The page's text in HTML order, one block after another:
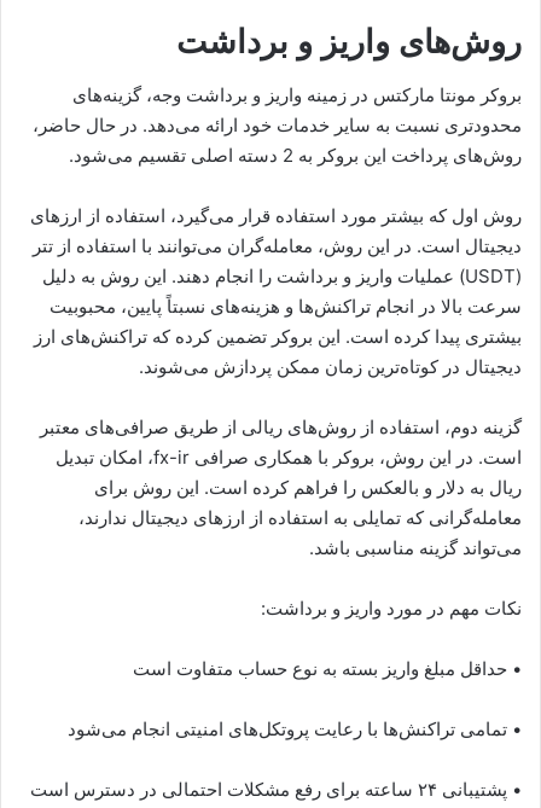
روش‌های واریز و برداشت
بروکر مونتا مارکتس در زمینه واریز و برداشت وجه، گزینه‌های
محدودتری نسبت به سایر خدمات خود ارائه می‌دهد. در حال حاضر،
روش‌های پرداخت این بروکر به 2 دسته اصلی تقسیم می‌شود.
روش اول که بیشتر مورد استفاده قرار می‌گیرد، استفاده از ارزهای
دیجیتال است. در این روش، معامله‌گران می‌توانند با استفاده از تتر
(USDT) عملیات واریز و برداشت را انجام دهند. این روش به دلیل
سرعت بالا در انجام تراکنش‌ها و هزینه‌های نسبتاً پایین، محبوبیت
بیشتری پیدا کرده است. این بروکر تضمین کرده که تراکنش‌های ارز
دیجیتال در کوتاه‌ترین زمان ممکن پردازش می‌شوند.
گزینه دوم، استفاده از روش‌های ریالی از طریق صرافی‌های معتبر
است. در این روش، بروکر با همکاری صرافی fx-ir، امکان تبدیل
ریال به دلار و بالعکس را فراهم کرده است. این روش برای
معامله‌گرانی که تمایلی به استفاده از ارزهای دیجیتال ندارند،
می‌تواند گزینه مناسبی باشد.
نکات مهم در مورد واریز و برداشت:
• حداقل مبلغ واریز بسته به نوع حساب متفاوت است
• تمامی تراکنش‌ها با رعایت پروتکل‌های امنیتی انجام می‌شود
• پشتیبانی ۲۴ ساعته برای رفع مشکلات احتمالی در دسترس است